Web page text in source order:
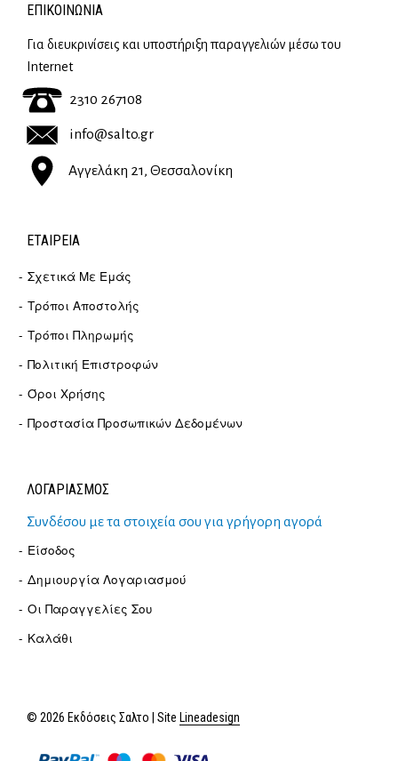
ΕΠΙΚΟΙΝΩΝΊΑ
Για διευκρινίσεις και υποστήριξη παραγγελιών μέσω του
Internet
2310 267108
info@salto.gr
Αγγελάκη 21, Θεσσαλονίκη
ΕΤΑΙΡΕΊΑ
Σχετικά Με Εμάς
Τρόποι Αποστολής
Τρόποι Πληρωμής
Πολιτική Επιστροφών
Όροι Χρήσης
Προστασία Προσωπικών Δεδομένων
ΛΟΓΑΡΙΑΣΜΟΣ
Συνδέσου με τα στοιχεία σου για γρήγορη αγορά
Είσοδος
Δημιουργία Λογαριασμού
Οι Παραγγελίες Σου
Καλάθι
© 2026 Εκδόσεις Σαλτο | Site Lineadesign